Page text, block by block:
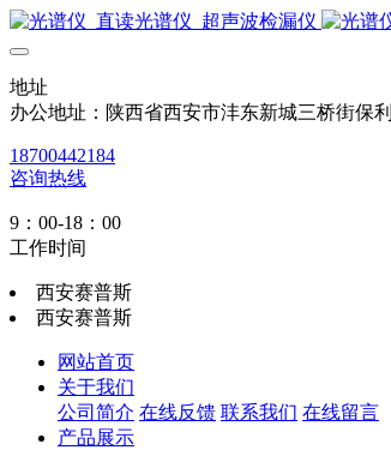
地址
办公地址：陕西省西安市沣东新城三桥街保
18700442184
咨询热线
9：00-18：00
工作时间
西安赛普斯
西安赛普斯
网站首页
关于我们
公司简介 在线反馈 联系我们 在线留言
产品展示